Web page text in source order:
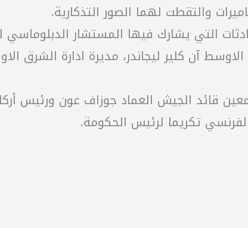
والتقطت لهما الصور التذكارية.
التي يشارك فيها المستشار
آن كلير ليجاندر، مديرة ادارة الشرق
قائد الجيش العماد جوزاف عون ورئيس
تكريما لرئيس الحكومة.